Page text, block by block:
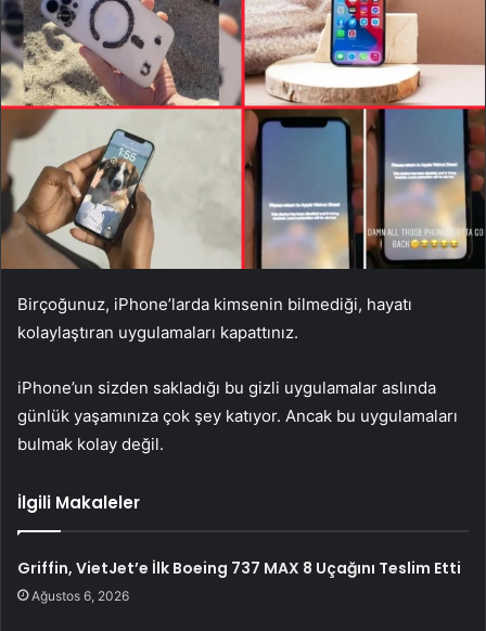
Birçoğunuz, iPhone’larda kimsenin bilmediği, hayatı
kolaylaştıran uygulamaları kapattınız.
iPhone’un sizden sakladığı bu gizli uygulamalar aslında
günlük yaşamınıza çok şey katıyor. Ancak bu uygulamaları
bulmak kolay değil.
İlgili Makaleler
Griffin, VietJet’e İlk Boeing 737 MAX 8 Uçağını Teslim Etti
Ağustos 6, 2026